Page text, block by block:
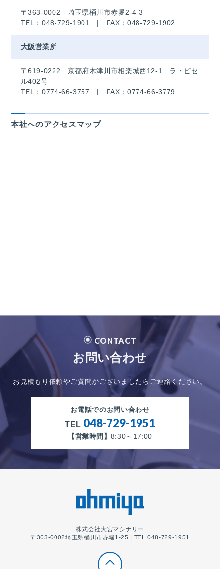
〒363-0002 埼玉県桶川市赤堀2-4-3
TEL：048-729-1901 | FAX：048-729-1902
大阪営業所
〒619-0222 京都府木津川市相楽城西12-1 ラ・ピセ
ル402号
TEL：0774-66-3757 | FAX：0774-66-3779
本社へのアクセスマップ
CONTACT
お問い合わせ
お見積もり依頼やご質問がございましたらご連絡ください。
お電話でのお問い合わせ
TEL 048-729-1951
【営業時間】 8:30～17:00
株式会社大宮マシナリー
〒363-0002埼玉県桶川市赤堀1-25 | TEL 048-729-1951